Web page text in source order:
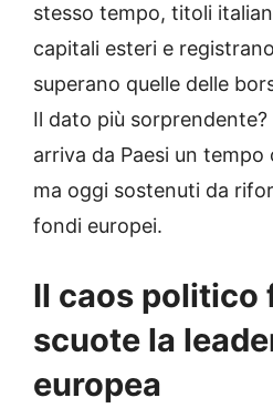
stesso tempo, titoli
capitali esteri e
superano quelle delle
Il dato più
arriva da Paesi un
ma oggi sostenuti da
fondi europei.
Il caos politico
scuote la
europea